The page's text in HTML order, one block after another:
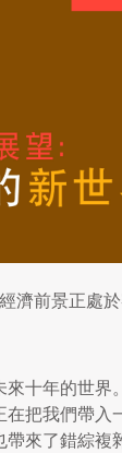
濟前景正處
十年的世
在把我們
來了錯綜複